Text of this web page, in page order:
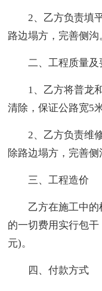
2、乙方负责填平
路边塌方，完善侧沟
二、工程质量及
1、乙方将普龙和
清除，保证公路宽5
2、乙方负责维修
除路边塌方，完善侧
三、工程造价
乙方在施工中的
的一切费用实行包
元)。
四、付款方式